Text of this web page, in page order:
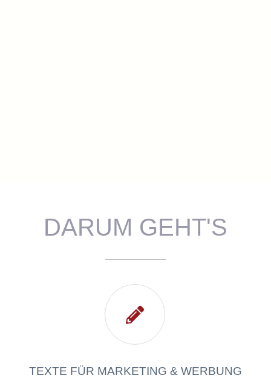
DARUM GEHT'S

TEXTE FÜR MARKETING & WERBUNG